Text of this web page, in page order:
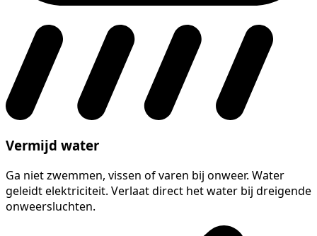
Vermijd water
Ga niet zwemmen, vissen of varen bij onweer. Water
geleidt elektriciteit. Verlaat direct het water bij dreigende
onweersluchten.